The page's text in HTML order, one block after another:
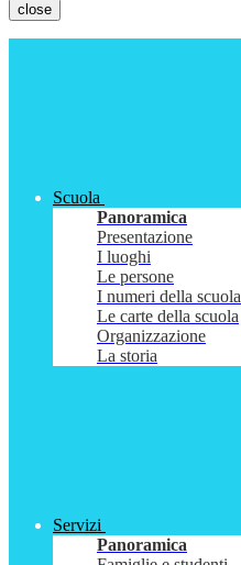
close
Scuola
Panoramica
Presentazione
I luoghi
Le persone
I numeri della scuola
Le carte della scuola
Organizzazione
La storia
Servizi
Panoramica